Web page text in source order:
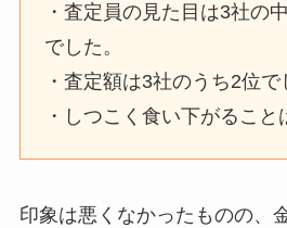
・査定員の見た目は3社の
でした。
・査定額は3社のうち2位で
・しつこく食い下がること
印象は悪くなかったものの、